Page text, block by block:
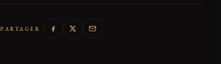
PARTAGER